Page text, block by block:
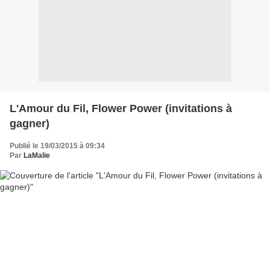
L'Amour du Fil, Flower Power (invitations à
gagner)
Publié le 19/03/2015 à 09:34
Par LaMalie